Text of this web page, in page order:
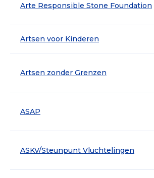
Arte Responsible Stone Foundation
Artsen voor Kinderen
Artsen zonder Grenzen
ASAP
ASKV/Steunpunt Vluchtelingen